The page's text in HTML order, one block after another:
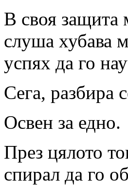
В своя защита
слуша хубава
успях да го
Сега, разбира
Освен за едно.
През цялото
спирал да го